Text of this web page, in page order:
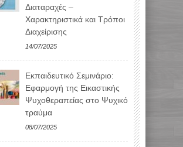
Διαταραχές –
Χαρακτηριστικά και Τρόποι
Διαχείρισης
14/07/2025
Εκπαιδευτικό Σεμινάριο:
Εφαρμογή της Εικαστικής
Ψυχοθεραπείας στο Ψυχικό
τραύμα
08/07/2025